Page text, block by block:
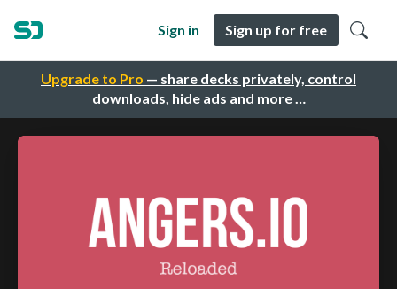
Upgrade to Pro — share decks privately, control
downloads, hide ads and more …
Sign in Sign up for free